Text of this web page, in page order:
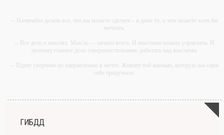
-- Начинайте делать все, что вы можете сделать – и даже то, о чем можете хотя бы
мечтать.
-- Все дело в мыслях. Мысль — начало всего. И мыслями можно управлять. И
поэтому главное дело совершенствования: работать над мыслями.
-- Идите уверенно по направлению к мечте. Живите той жизнью, которую вы сами
себе придумали.
-- Лучшее, что можно сделать с хорошим советом, это пропустить его мимо ушей.
Он никогда не бывает полезен никому, кроме того, кто его дал.
ГИБДД